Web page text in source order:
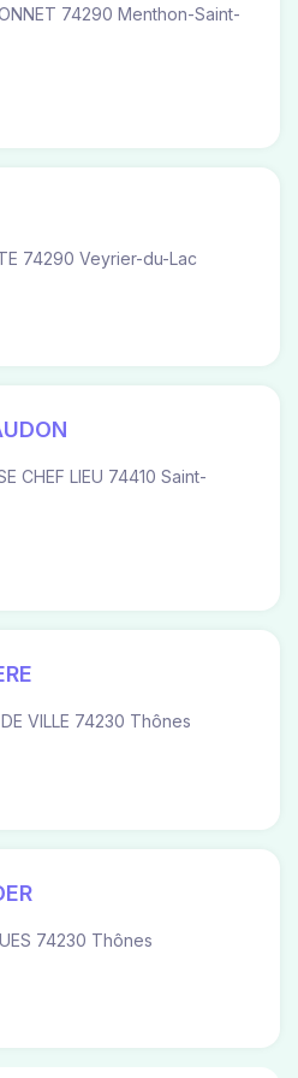
74290 Menthon-Saint-
74290 Veyrier-du-Lac
CHEF LIEU 74410 Saint-
VILLE 74230 Thônes
74230 Thônes